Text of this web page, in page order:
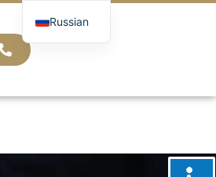
Russian